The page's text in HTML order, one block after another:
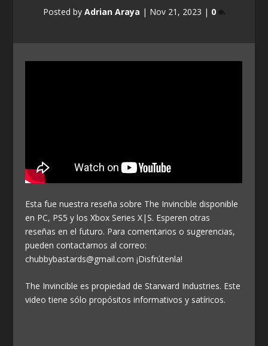
Posted by Adrian Araya | Nov 21, 2023 | 0
Esta fue nuestra reseña sobre The Invincible disponible
en PC, PS5 y los Xbox Series X|S. Esperen otras
reseñas en el futuro. Para comentarios o sugerencias,
pueden contactarnos al correo:
chubbybastards@gmail.com ¡Disfrútenla!
The Invincible es propiedad de Starward Industries. Este
video tiene sólo propósitos informativos y satíricos.